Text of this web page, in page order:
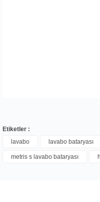
Bu ürüne
Etiketler :
lavabo
lavabo bataryası
metris s lavabo bataryası